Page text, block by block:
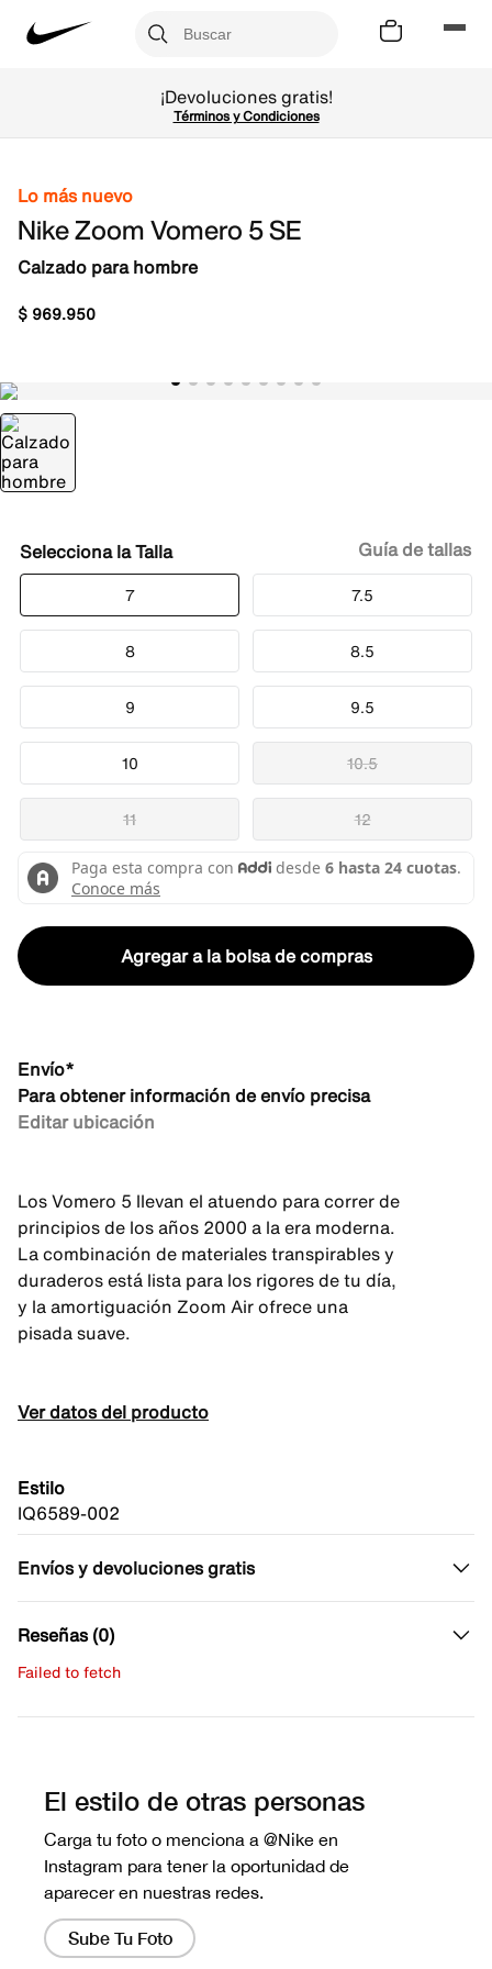
¡Devoluciones gratis!
Términos y Condiciones
Lo más nuevo
Nike Zoom Vomero 5 SE
Calzado para hombre
$ 969.950
Talla
7 7.5
8 8.5
9 9.5
10 10.5
11 12
Guía de tallas
Agregar a la bolsa de compras
Envío*
Para obtener información de envío precisa
Editar ubicación
Los Vomero 5 llevan el atuendo para correr de
principios de los años 2000 a la era moderna.
La combinación de materiales transpirables y
duraderos está lista para los rigores de tu día,
y la amortiguación Zoom Air ofrece una
pisada suave.
Ver datos del producto
Estilo
IQ6589-002
Envíos y devoluciones gratis
Reseñas (0)
Failed to fetch